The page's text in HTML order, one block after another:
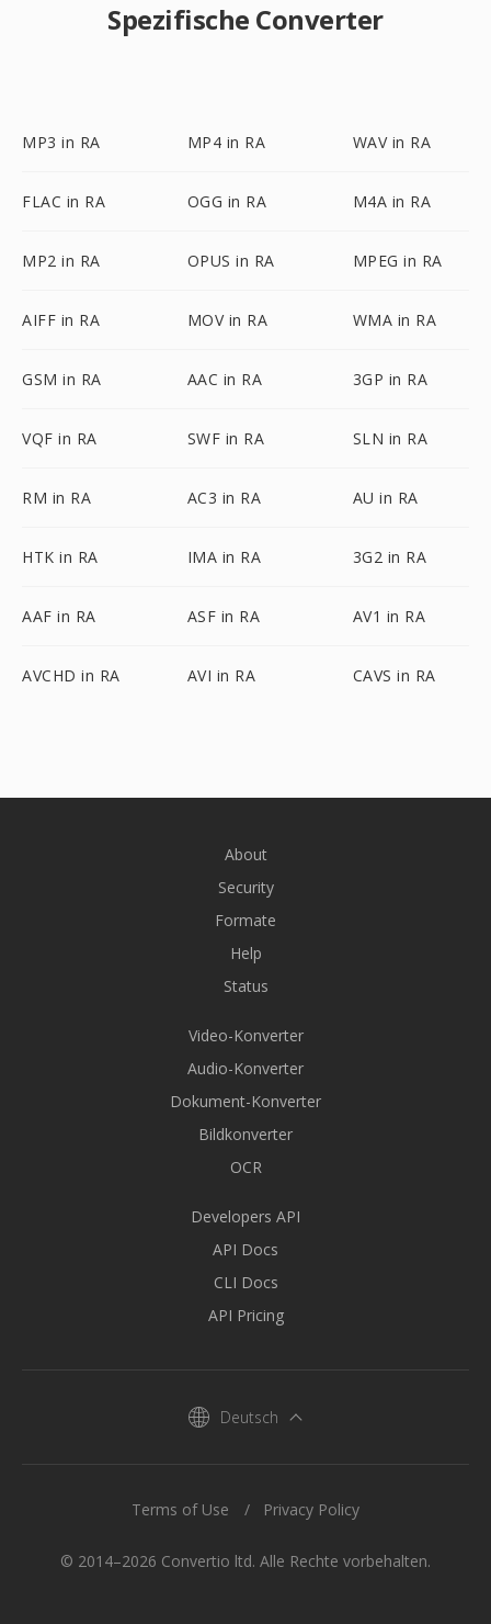
Spezifische Converter
MP3 in RA MP4 in RA WAV in RA
FLAC in RA OGG in RA M4A in RA
MP2 in RA OPUS in RA MPEG in RA
AIFF in RA MOV in RA WMA in RA
GSM in RA AAC in RA 3GP in RA
VQF in RA SWF in RA SLN in RA
RM in RA AC3 in RA AU in RA
HTK in RA IMA in RA 3G2 in RA
AAF in RA ASF in RA AV1 in RA
AVCHD in RA AVI in RA CAVS in RA
About
Security
Formate
Help
Status
Video-Konverter
Audio-Konverter
Dokument-Konverter
Bildkonverter
OCR
Developers API
API Docs
CLI Docs
API Pricing
Deutsch
© 2014–2026 Convertio ltd. Alle Rechte vorbehalten.
Terms of Use Privacy Policy